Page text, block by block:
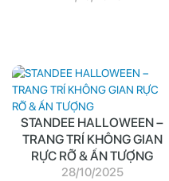
STANDEE HALLOWEEN –
TRANG TRÍ KHÔNG GIAN
RỰC RỠ & ẤN TƯỢNG
28/10/2025